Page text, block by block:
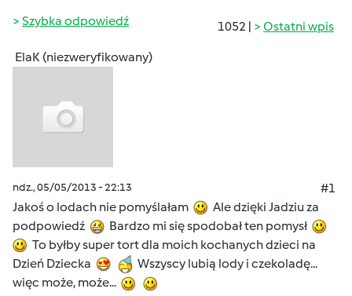
1052 | Ostatni wpis
Szybka odpowiedź
ElaK (niezweryfikowany)
ndz., 05/05/2013 - 22:13
#1
Jakoś o lodach nie pomyślałam
Ale dzięki Jadziu za
podpowiedź
Bardzo mi się spodobał ten pomysł
To byłby super tort dla moich kochanych dzieci na
Dzień Dziecka
Wszyscy lubią lody i czekoladę...
więc może, może...